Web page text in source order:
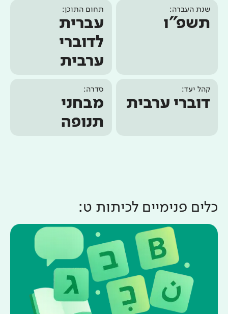
שנת העברה:
תשפ"ו
תחום התוכן:
עברית
לדוברי
ערבית
קהל יעד:
דוברי ערבית
סדרה:
מבחני
תנופה
כלים פנימיים לכיתות ט: